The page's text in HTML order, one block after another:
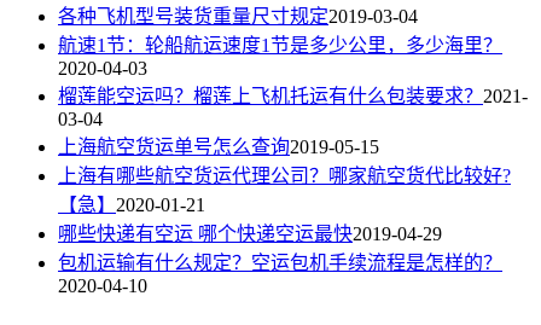
各种飞机型号装货重量尺寸规定2019-03-04
航速1节：轮船航运速度1节是多少公里，多少海里？
2020-04-03
榴莲能空运吗？榴莲上飞机托运有什么包装要求？ 2021-
03-04
上海航空货运单号怎么查询2019-05-15
上海有哪些航空货运代理公司？哪家航空货代比较好?
【急】 2020-01-21
哪些快递有空运 哪个快递空运最快2019-04-29
包机运输有什么规定？空运包机手续流程是怎样的？
2020-04-10